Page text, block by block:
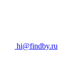
hi@findby.ru